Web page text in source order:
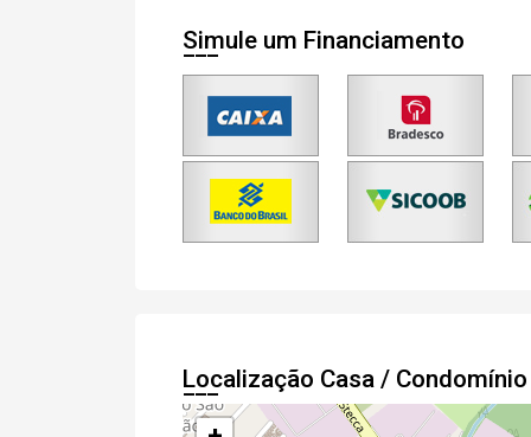
Simule um Financiamento
Localização Casa /